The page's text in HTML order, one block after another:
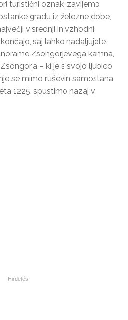
turistični oznaki zavijemo
gradu iz železne dobe,
v srednji in vzhodni
saj lahko nadaljujete
Zsongorjevega kamna,
– ki je s svojo ljubico
se mimo ruševin samostana
1225, spustimo nazaj v